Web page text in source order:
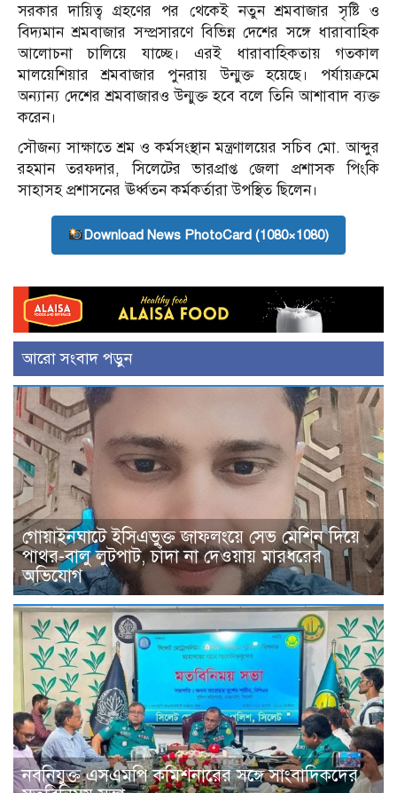
সরকার দায়িত্ব গ্রহণের পর থেকেই নতুন শ্রমবাজার সৃষ্টি ও
বিদ্যমান শ্রমবাজার সম্প্রসারণে বিভিন্ন দেশের সঙ্গে ধারাবাহিক
আলোচনা চালিয়ে যাচ্ছে। এরই ধারাবাহিকতায় গতকাল
মালয়েশিয়ার শ্রমবাজার পুনরায় উন্মুক্ত হয়েছে। পর্যায়ক্রমে
অন্যান্য দেশের শ্রমবাজারও উন্মুক্ত হবে বলে তিনি আশাবাদ ব্যক্ত
করেন।
সৌজন্য সাক্ষাতে শ্রম ও কর্মসংস্থান মন্ত্রণালয়ের সচিব মো. আব্দুর
রহমান তরফদার, সিলেটের ভারপ্রাপ্ত জেলা প্রশাসক পিংকি
সাহাসহ প্রশাসনের ঊর্ধ্বতন কর্মকর্তারা উপস্থিত ছিলেন।
Download News PhotoCard (1080×1080)
আরো সংবাদ পড়ুন
গোয়াইনঘাটে ইসিএভুক্ত জাফলংয়ে সেভ মেশিন দিয়ে
পাথর-বালু লুটপাট, চাঁদা না দেওয়ায় মারধরের
অভিযোগ
নবনিযুক্ত এসএমপি কমিশনারের সঙ্গে সাংবাদিকদের